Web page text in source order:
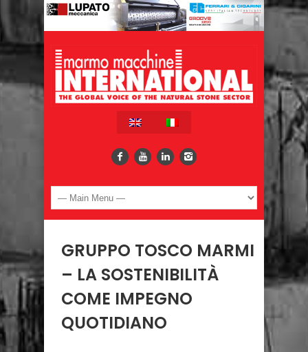
GRUPPO TOSCO MARMI
– LA SOSTENIBILITÀ
COME IMPEGNO
QUOTIDIANO